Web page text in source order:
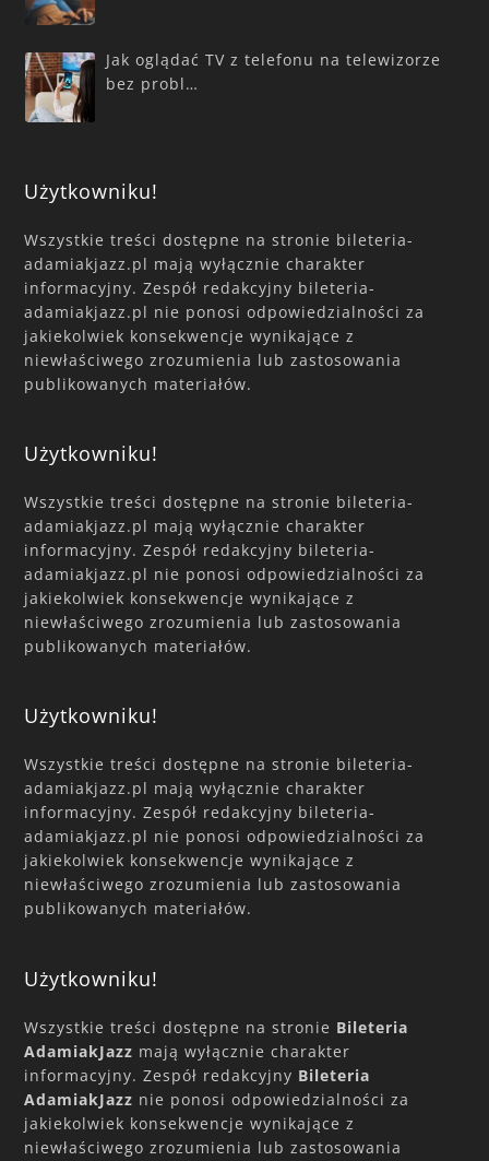
Jak oglądać TV z telefonu na telewizorze
bez probl…
Użytkowniku!
Wszystkie treści dostępne na stronie bileteria-
adamiakjazz.pl mają wyłącznie charakter
informacyjny. Zespół redakcyjny bileteria-
adamiakjazz.pl nie ponosi odpowiedzialności za
jakiekolwiek konsekwencje wynikające z
niewłaściwego zrozumienia lub zastosowania
publikowanych materiałów.
Użytkowniku!
Wszystkie treści dostępne na stronie bileteria-
adamiakjazz.pl mają wyłącznie charakter
informacyjny. Zespół redakcyjny bileteria-
adamiakjazz.pl nie ponosi odpowiedzialności za
jakiekolwiek konsekwencje wynikające z
niewłaściwego zrozumienia lub zastosowania
publikowanych materiałów.
Użytkowniku!
Wszystkie treści dostępne na stronie bileteria-
adamiakjazz.pl mają wyłącznie charakter
informacyjny. Zespół redakcyjny bileteria-
adamiakjazz.pl nie ponosi odpowiedzialności za
jakiekolwiek konsekwencje wynikające z
niewłaściwego zrozumienia lub zastosowania
publikowanych materiałów.
Użytkowniku!
Wszystkie treści dostępne na stronie Bileteria
AdamiakJazz mają wyłącznie charakter
informacyjny. Zespół redakcyjny Bileteria
AdamiakJazz nie ponosi odpowiedzialności za
jakiekolwiek konsekwencje wynikające z
niewłaściwego zrozumienia lub zastosowania